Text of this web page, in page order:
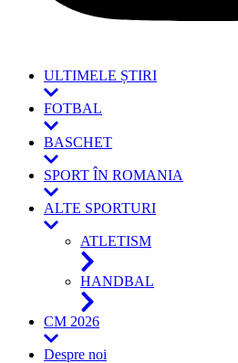
ULTIMELE ȘTIRI
FOTBAL
BASCHET
SPORT ÎN ROMANIA
ALTE SPORTURI
ATLETISM
HANDBAL
CM 2026
Despre noi